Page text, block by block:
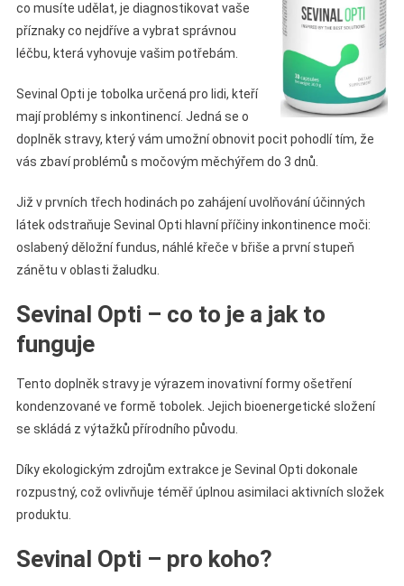
co musíte udělat, je diagnostikovat vaše
příznaky co nejdříve a vybrat správnou
léčbu, která vyhovuje vašim potřebám.
Sevinal Opti je tobolka určená pro lidi, kteří
mají problémy s inkontinencí. Jedná se o
doplněk stravy, který vám umožní obnovit pocit pohodlí tím, že
vás zbaví problémů s močovým měchýřem do 3 dnů.
Již v prvních třech hodinách po zahájení uvolňování účinných
látek odstraňuje Sevinal Opti hlavní příčiny inkontinence moči:
oslabený děložní fundus, náhlé křeče v břiše a první stupeň
zánětu v oblasti žaludku.
Sevinal Opti – co to je a jak to
funguje
Tento doplněk stravy je výrazem inovativní formy ošetření
kondenzované ve formě tobolek. Jejich bioenergetické složení
se skládá z výtažků přírodního původu.
Díky ekologickým zdrojům extrakce je Sevinal Opti dokonale
rozpustný, což ovlivňuje téměř úplnou asimilaci aktivních složek
produktu.
Sevinal Opti – pro koho?